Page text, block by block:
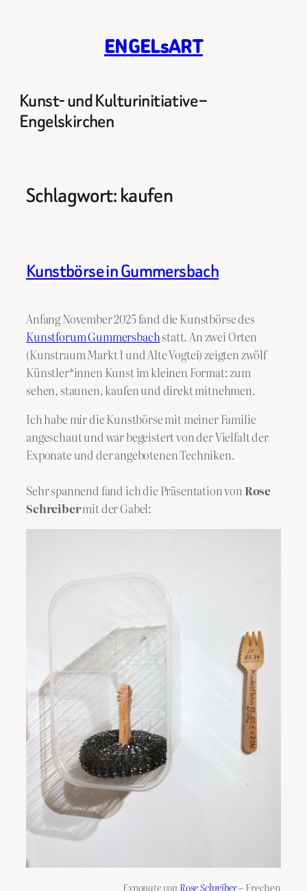
ENGELsART
Kunst- und Kulturinitiative –
Engelskirchen
Schlagwort:kaufen
Kunstbörse in Gummersbach
Anfang November 2025 fand die Kunstbörse des
Kunstforum Gummersbachstatt. An zwei Orten
(Kunstraum Markt 1 und Alte Vogtei) zeigten zwölf
Künstler*innen Kunst im kleinen Format: zum
sehen, staunen, kaufen und direkt mitnehmen.
Ich habe mir die Kunstbörse mit meiner Familie
angeschaut und war begeistert von der Vielfalt der
Exponate und der angebotenen Techniken.
Sehr spannend fand ich die Präsentation von Rose
Schreibermit der Gabel:
Exponate von Rose Schreiber– Frechen